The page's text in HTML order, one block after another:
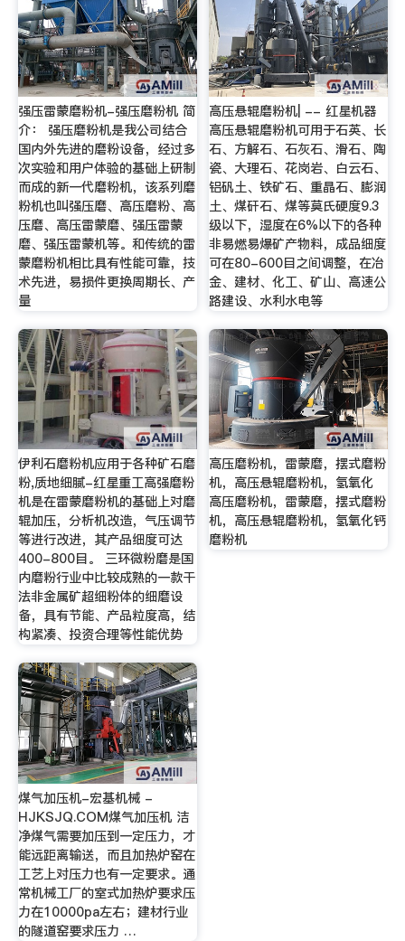
强压雷蒙磨粉机-强压磨粉机 简
介： 强压磨粉机是我公司结合
国内外先进的磨粉设备，经过多
次实验和用户体验的基础上研制
而成的新一代磨粉机，该系列磨
粉机也叫强压磨、高压磨粉、高
压磨、高压雷蒙磨、强压雷蒙
磨、强压雷蒙机等。和传统的雷
蒙磨粉机相比具有性能可靠，技
术先进，易损件更换周期长、产
量
高压悬辊磨粉机| -- 红星机器
高压悬辊磨粉机可用于石英、长
石、方解石、石灰石、滑石、陶
瓷、大理石、花岗岩、白云石、
铝矾土、铁矿石、重晶石、膨润
土、煤矸石、煤等莫氏硬度9.3
级以下，湿度在6%以下的各种
非易燃易爆矿产物料，成品细度
可在80-600目之间调整，在冶
金、建材、化工、矿山、高速公
路建设、水利水电等
伊利石磨粉机应用于各种矿石磨
粉,质地细腻-红星重工高强磨粉
机是在雷蒙磨粉机的基础上对磨
辊加压，分析机改造，气压调节
等进行改进，其产品细度可达
400-800目。 三环微粉磨是国
内磨粉行业中比较成熟的一款干
法非金属矿超细粉体的细磨设
备，具有节能、产品粒度高，结
构紧凑、投资合理等性能优势
高压磨粉机，雷蒙磨，摆式磨粉
机，高压悬辊磨粉机，氢氧化
高压磨粉机，雷蒙磨，摆式磨粉
机，高压悬辊磨粉机，氢氧化钙
磨粉机
煤气加压机-宏基机械 -
HJKSJQ.COM煤气加压机 洁
净煤气需要加压到一定压力，才
能远距离输送，而且加热炉窑在
工艺上对压力也有一定要求。通
常机械工厂的室式加热炉要求压
力在10000pa左右；建材行业
的隧道窑要求压力 …